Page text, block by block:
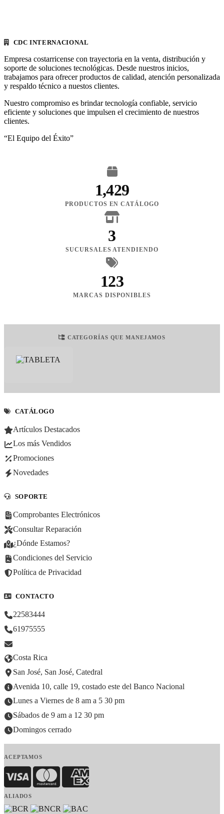
CDC INTERNACIONAL
Empresa costarricense con trayectoria en la venta, distribución y
soporte de soluciones tecnológicas. Desde nuestros inicios,
trabajamos para ofrecer productos de calidad, atención personalizada
y respaldo técnico a nuestos clientes.
Nuestro compromiso es brindar tecnología confiable, servicio
eficiente y soluciones que impulsen el crecimiento de nuestros
clientes.
“El Equipo del Éxito”
1,429
PRODUCTOS EN CATÁLOGO
3
SUCURSALES ATENDIENDO
123
MARCAS DISPONIBLES
CATEGORÍAS QUE MANEJAMOS
CATÁLOGO
Artículos Destacados
Los más Vendidos
Promociones
Novedades
SOPORTE
Comprobantes Electrónicos
Consultar Reparación
¿Dónde Estamos?
Condiciones del Servicio
Política de Privacidad
CONTACTO
22583444
61975555
Costa Rica
San José, San José, Catedral
Avenida 10, calle 19, costado este del Banco Nacional
Lunes a Viernes de 8 am a 5 30 pm
Sábados de 9 am a 12 30 pm
Domingos cerrado
ACEPTAMOS
Visa MasterCardAmerican Express
ALIADOS